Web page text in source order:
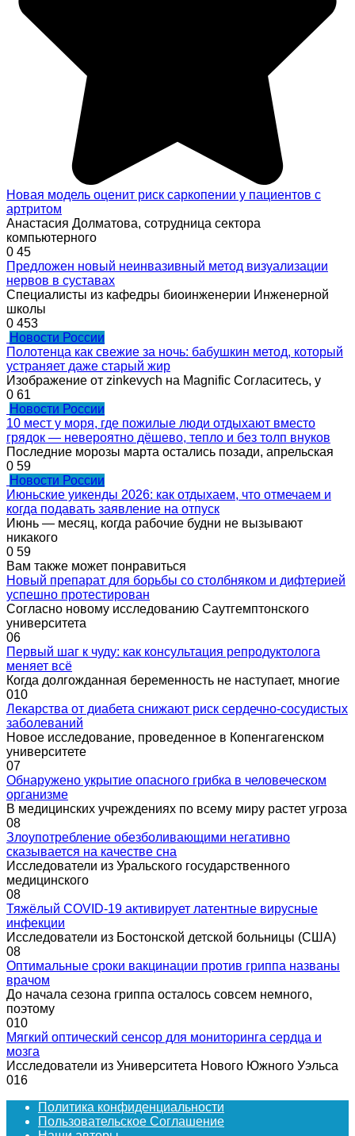
Новая модель оценит риск саркопении у пациентов с
артритом
Анастасия Долматова, сотрудница сектора
компьютерного
0 45
Предложен новый неинвазивный метод визуализации
нервов в суставах
Специалисты из кафедры биоинженерии Инженерной
школы
0 453
Новости России
Полотенца как свежие за ночь: бабушкин метод, который
устраняет даже старый жир
Изображение от zinkevych на Magnific Согласитесь, у
0 61
Новости России
10 мест у моря, где пожилые люди отдыхают вместо
грядок — невероятно дёшево, тепло и без толп внуков
Последние морозы марта остались позади, апрельская
0 59
Новости России
Июньские уикенды 2026: как отдыхаем, что отмечаем и
когда подавать заявление на отпуск
Июнь — месяц, когда рабочие будни не вызывают
никакого
0 59
Вам также может понравиться
Новый препарат для борьбы со столбняком и дифтерией
успешно протестирован
Согласно новому исследованию Саутгемптонского
университета
06
Первый шаг к чуду: как консультация репродуктолога
меняет всё
Когда долгожданная беременность не наступает, многие
010
Лекарства от диабета снижают риск сердечно-сосудистых
заболеваний
Новое исследование, проведенное в Копенгагенском
университете
07
Обнаружено укрытие опасного грибка в человеческом
организме
В медицинских учреждениях по всему миру растет угроза
08
Злоупотребление обезболивающими негативно
сказывается на качестве сна
Исследователи из Уральского государственного
медицинского
08
Тяжёлый COVID-19 активирует латентные вирусные
инфекции
Исследователи из Бостонской детской больницы (США)
08
Оптимальные сроки вакцинации против гриппа названы
врачом
До начала сезона гриппа осталось совсем немного,
поэтому
010
Мягкий оптический сенсор для мониторинга сердца и
мозга
Исследователи из Университета Нового Южного Уэльса
016
Политика конфиденциальности
Пользовательское Соглашение